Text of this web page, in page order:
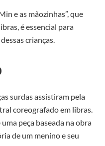
e as mãozinhas”, que
é essencial para
crianças.
surdas assistiram pela
coreografado em libras.
peça baseada na obra
de um menino e seu